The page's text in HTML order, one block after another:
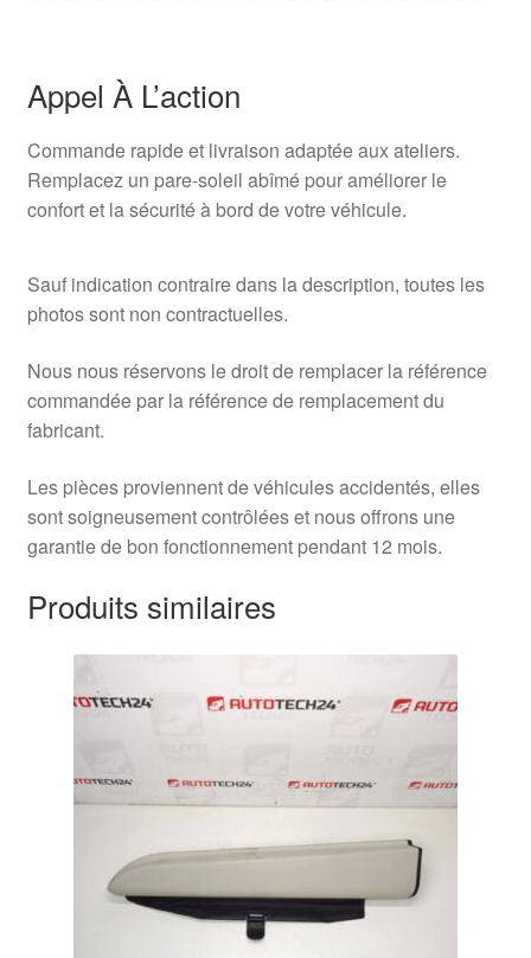
Appel À L’action
Commande rapide et livraison adaptée aux ateliers.
Remplacez un pare-soleil abîmé pour améliorer le
confort et la sécurité à bord de votre véhicule.
Sauf indication contraire dans la description, toutes les
photos sont non contractuelles.
Nous nous réservons le droit de remplacer la référence
commandée par la référence de remplacement du
fabricant.
Les pièces proviennent de véhicules accidentés, elles
sont soigneusement contrôlées et nous offrons une
garantie de bon fonctionnement pendant 12 mois.
Produits similaires